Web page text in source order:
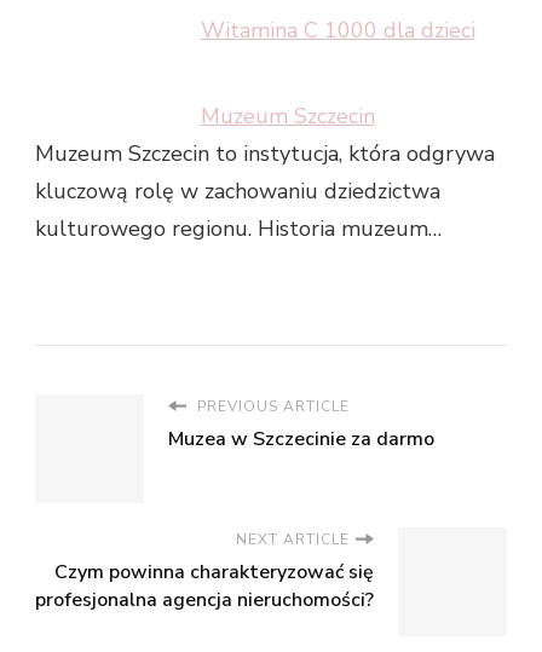
Witamina C 1000 dla dzieci
Muzeum Szczecin
Muzeum Szczecin to instytucja, która odgrywa
kluczową rolę w zachowaniu dziedzictwa
kulturowego regionu. Historia muzeum…
PREVIOUS ARTICLE
Muzea w Szczecinie za darmo
NEXT ARTICLE
Czym powinna charakteryzować się
profesjonalna agencja nieruchomości?